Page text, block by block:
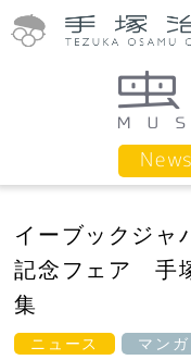
News
イーブックジ
記念フェア 手
集
ニュース
マンガ